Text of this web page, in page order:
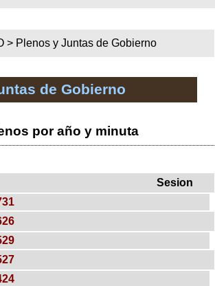
> Plenos y Juntas de Gobierno
de Gobierno
por año y minuta
Sesion